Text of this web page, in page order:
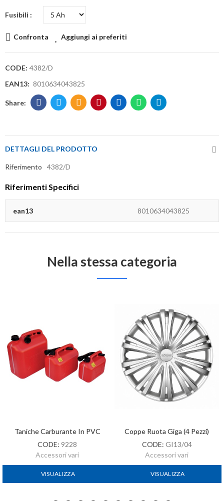
Fusibili
Confronta Aggiungi ai preferiti
CODE: 4382/D
EAN13: 8010634043825
DETTAGLI DEL PRODOTTO
Riferimento 4382/D
Riferimenti Specifici
ean13 8010634043825
Nella stessa categoria
Taniche Carburante In PVC
CODE: 9228
Accessori vari
VISUALIZZA
Coppe Ruota Giga (4 Pezzi)
CODE: GI13/04
Accessori vari
VISUALIZZA